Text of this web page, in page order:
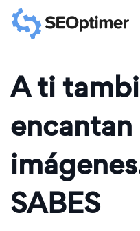
A ti
encantan
SABES